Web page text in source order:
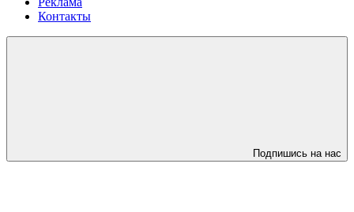
Контакты
Подпишись на нас